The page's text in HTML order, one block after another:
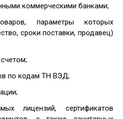
коммерческими банками;
параметры которых
сроки поставки, продавец)
по кодам ТН ВЭД;
лицензий, сертификатов